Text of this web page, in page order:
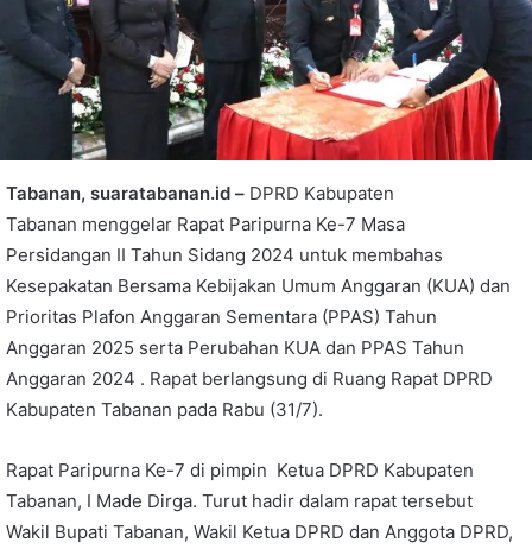
Tabanan, suaratabanan.id – DPRD Kabupaten
Tabanan menggelar Rapat Paripurna Ke-7 Masa
Persidangan II Tahun Sidang 2024 untuk membahas
Kesepakatan Bersama Kebijakan Umum Anggaran (KUA) dan
Prioritas Plafon Anggaran Sementara (PPAS) Tahun
Anggaran 2025 serta Perubahan KUA dan PPAS Tahun
Anggaran 2024 . Rapat berlangsung di Ruang Rapat DPRD
Kabupaten Tabanan pada Rabu (31/7).
Rapat Paripurna Ke-7 di pimpin Ketua DPRD Kabupaten
Tabanan, I Made Dirga. Turut hadir dalam rapat tersebut
Wakil Bupati Tabanan, Wakil Ketua DPRD dan Anggota DPRD,